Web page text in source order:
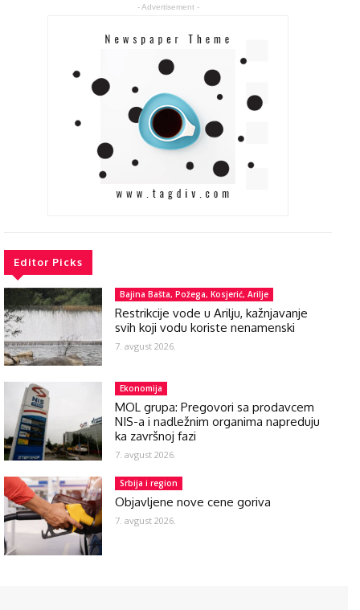
- Advertisement -
Editor Picks
Bajina Bašta, Požega, Kosjerić, Arilje
Restrikcije vode u Arilju, kažnjavanje
svih koji vodu koriste nenamenski
7. avgust 2026.
Ekonomija
MOL grupa: Pregovori sa prodavcem
NIS-a i nadležnim organima napreduju
ka završnoj fazi
7. avgust 2026.
Srbija i region
Objavljene nove cene goriva
7. avgust 2026.